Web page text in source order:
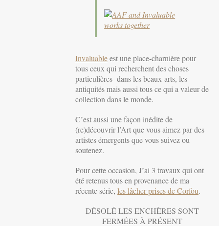
Invaluableest une place-charnière pour
tous ceux qui recherchent des choses
particulières dans les beaux-arts, les
antiquités mais aussi tous ce qui a valeur de
collection dans le monde.
C’est aussi une façon inédite de
(re)découvrir l’Art que vous aimez par des
artistes émergents que vous suivez ou
soutenez.
Pour cette occasion, J’ai 3 travaux qui ont
été retenus tous en provenance de ma
récente série,les lâcher-prises de Corfou.
DÉSOLÉ LES ENCHÈRES SONT
FERMÉES À PRÉSENT